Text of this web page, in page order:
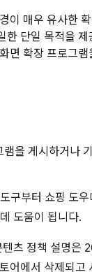
이 매우 유사한
한 단일 목적을
면 확장 프로그
을 게시하거나
구부터 쇼핑 도
도움이 됩니다.
츠 정책 설명은
어에서 삭제되고